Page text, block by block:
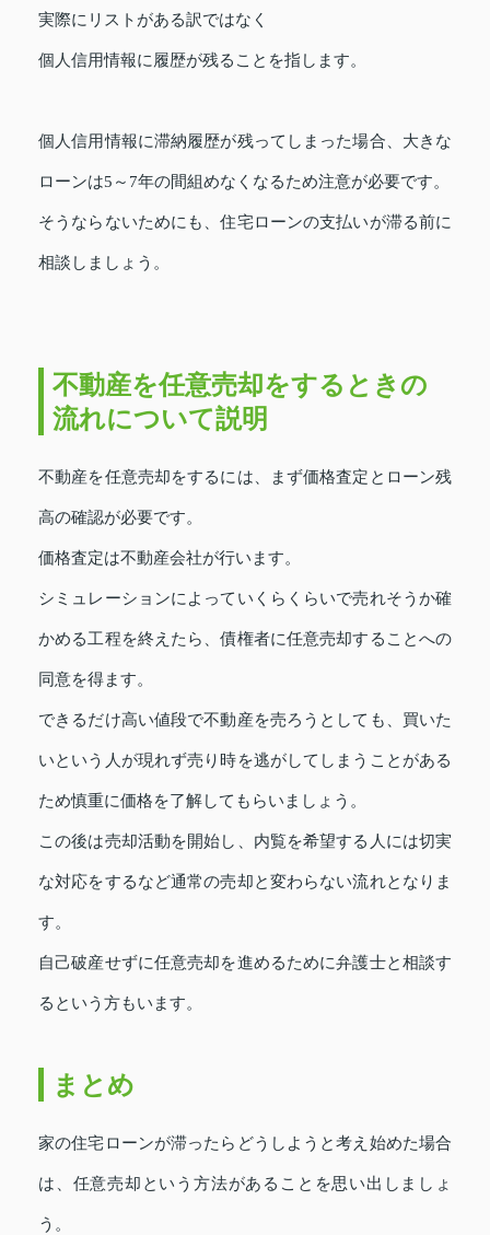
実際にリストがある訳ではなく
個人信用情報に履歴が残ることを指します。
個人信用情報に滞納履歴が残ってしまった場合、大きな
ローンは5～7年の間組めなくなるため注意が必要です。
そうならないためにも、住宅ローンの支払いが滞る前に
相談しましょう。
不動産を任意売却をするときの
流れについて説明
不動産を任意売却をするには、まず価格査定とローン残
高の確認が必要です。
価格査定は不動産会社が行います。
シミュレーションによっていくらくらいで売れそうか確
かめる工程を終えたら、債権者に任意売却することへの
同意を得ます。
できるだけ高い値段で不動産を売ろうとしても、買いた
いという人が現れず売り時を逃がしてしまうことがある
ため慎重に価格を了解してもらいましょう。
この後は売却活動を開始し、内覧を希望する人には切実
な対応をするなど通常の売却と変わらない流れとなりま
す。
自己破産せずに任意売却を進めるために弁護士と相談す
るという方もいます。
まとめ
家の住宅ローンが滞ったらどうしようと考え始めた場合
は、任意売却という方法があることを思い出しましょ
う。